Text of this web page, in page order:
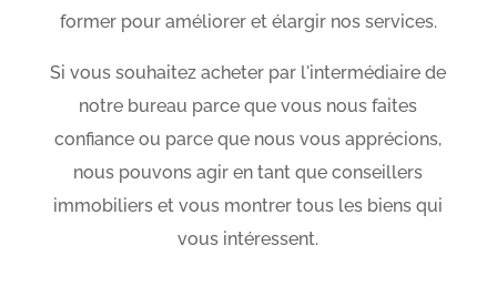
former pour améliorer et élargir nos services.
Si vous souhaitez acheter par l'intermédiaire de
notre bureau parce que vous nous faites
confiance ou parce que nous vous apprécions,
nous pouvons agir en tant que conseillers
immobiliers et vous montrer tous les biens qui
vous intéressent.